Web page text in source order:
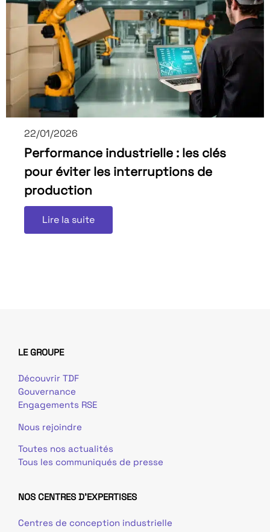
22/01/2026
Performance industrielle : les clés
pour éviter les interruptions de
production
Lire la suite
LE GROUPE
Découvrir TDF
Gouvernance
Engagements RSE
Nous rejoindre
Toutes nos actualités
Tous les communiqués de presse
NOS CENTRES D'EXPERTISES
Centres de conception industrielle